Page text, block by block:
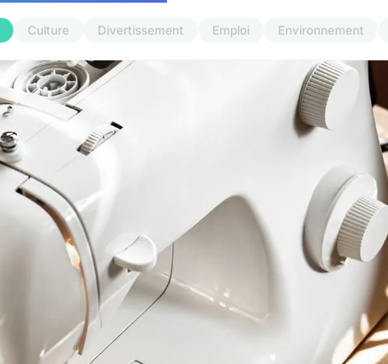
Culture Divertissement Emploi Environnement